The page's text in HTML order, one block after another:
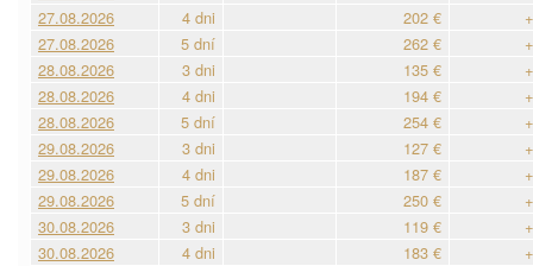
27.08.2026
4 dni 202 €
27.08.2026
5 dní 262 €
28.08.2026
3 dni 135 €
28.08.2026
4 dni 194 €
28.08.2026
5 dní 254 €
29.08.2026
3 dni 127 €
29.08.2026
4 dni 187 €
29.08.2026
5 dní 250 €
30.08.2026
3 dni 119 €
30.08.2026
4 dni 183 €